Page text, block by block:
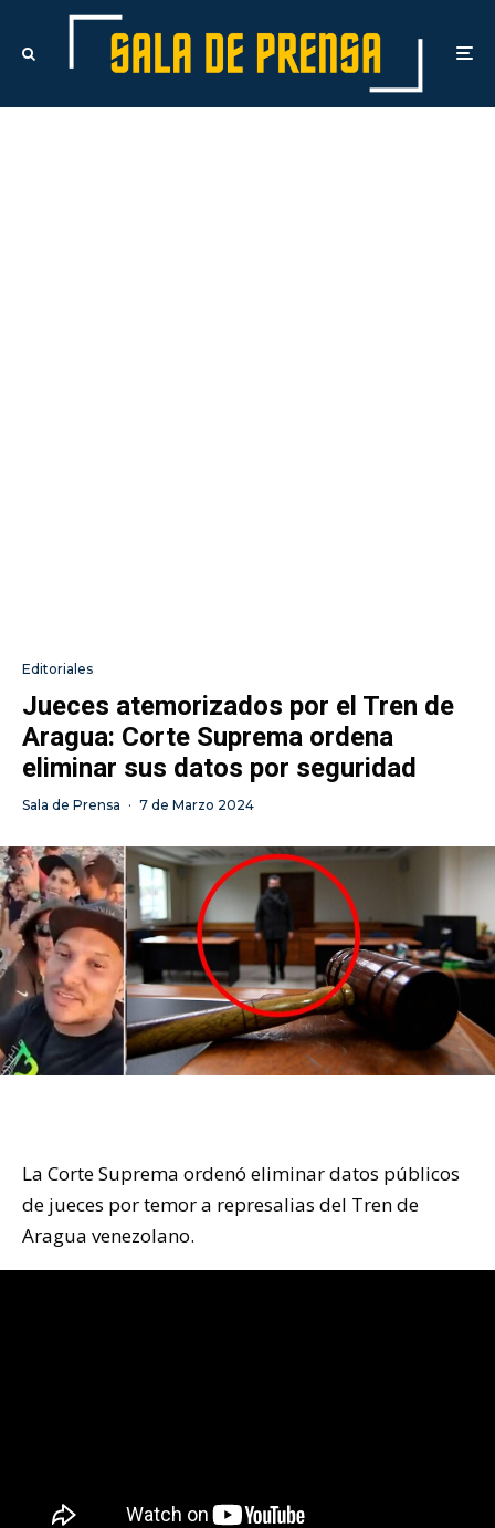
Editoriales
Jueces atemorizados por el Tren de
Aragua: Corte Suprema ordena
eliminar sus datos por seguridad
Sala de Prensa · 7 de Marzo 2024
La Corte Suprema ordenó eliminar datos públicos
de jueces por temor a represalias del Tren de
Aragua venezolano.